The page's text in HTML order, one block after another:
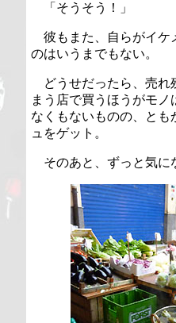
「そうそう！」
彼もまた、自らがイケ
のはいうまでもない。
どうせだったら、売れ
まう店で買うほうがモ
なくもないものの、と
ュをゲット。
そのあと、ずっと気に